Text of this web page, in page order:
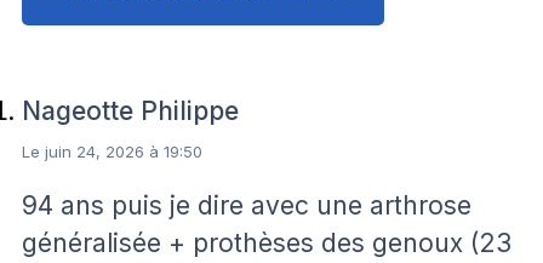
Nageotte Philippe
Le juin 24, 2026 à 19:50
94 ans puis je dire avec une arthrose
généralisée + prothèses des genoux (23